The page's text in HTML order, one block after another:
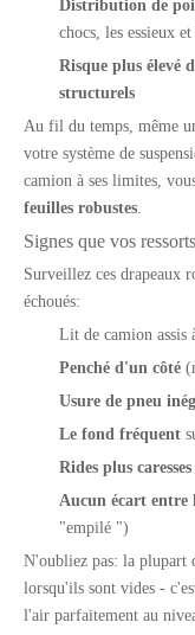
Distribution de
chocs, les essieux
Risque plus élevé
structurels
Au fil du temps, même
votre système de
camion à ses limites,
feuilles robustes
Signes que vos
Surveillez ces drapeaux
échoués:
Lit de camion assis
Penché d'un côté
Usure de pneu
Le fond fréquent
Rides plus caresses
Aucun écart entre
"empilé ")
N'oubliez pas: la plupart
lorsqu'ils sont vides -
l'air parfaitement au